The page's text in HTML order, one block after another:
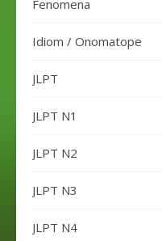
Fenomena
Idiom / Onomatope
JLPT
JLPT N1
JLPT N2
JLPT N3
JLPT N4